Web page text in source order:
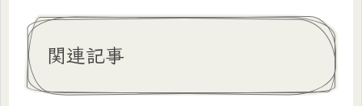
関連記事